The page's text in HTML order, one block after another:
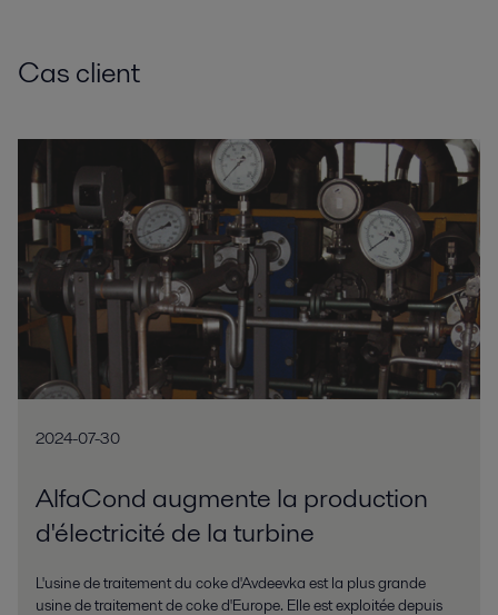
Cas client
2024-07-30
AlfaCond augmente la production
d'électricité de la turbine
L'usine de traitement du coke d'Avdeevka est la plus grande
usine de traitement de coke d'Europe. Elle est exploitée depuis